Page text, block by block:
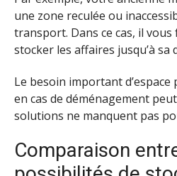
une zone reculée ou
transport. Dans ce cas, il
stocker les affaires jusqu’à sa
Le besoin important
en cas de déménagement
solutions ne manquent pas
Comparaison